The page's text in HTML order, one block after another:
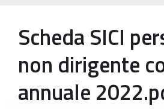
Scheda SICI
non dirigente
annuale